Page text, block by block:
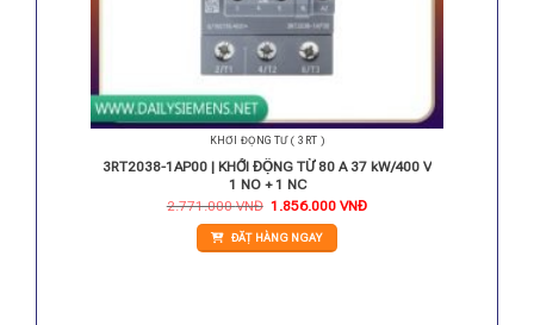
KHỞI ĐỘNG TỪ ( 3RT )
3RT2038-1AP00 | KHỞI ĐỘNG TỪ 80 A 37 kW/400 V
1 NO + 1 NC
2.771.000VNĐ Giá
là:
2.771.000 VNĐ.
1.856.000VNĐGiá
ĐẶT HÀNG NGAY